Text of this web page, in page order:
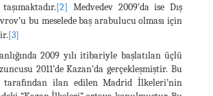
[2] Medvedev 2009’da ise Dış
bu meselede baş arabulucu olması için
[3]
2009 yılı itibariyle başlatılan üçlü
2011’de Kazan’da gerçekleşmiştir. Bu
tarafından ilan edilen Madrid İlkeleri’nin